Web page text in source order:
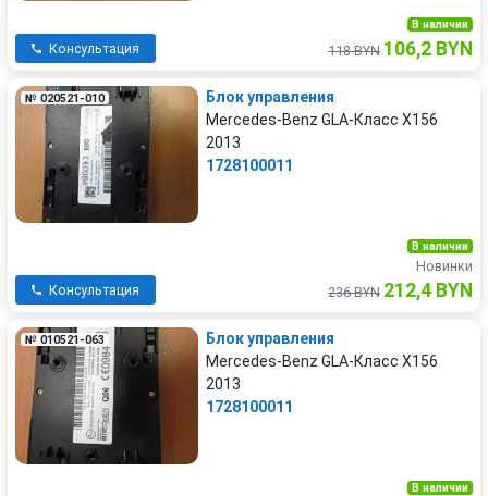
Консультация
В наличии
118 BYN 106,2 BYN
№ 020521-010
Блок управления
Mercedes-Benz GLA-Класс X156
2013
1728100011
Консультация
В наличии
Новинки
236 BYN 212,4 BYN
№ 010521-063
Блок управления
Mercedes-Benz GLA-Класс X156
2013
1728100011
В наличии